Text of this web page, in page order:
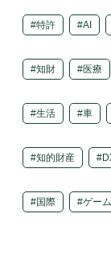
特許 AI
知財 医療
生活 車
知的財産
国際 ゲーム